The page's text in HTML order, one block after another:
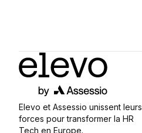
Elevo et Assessio unissent leurs
forces pour transformer la HR
Tech en Europe.